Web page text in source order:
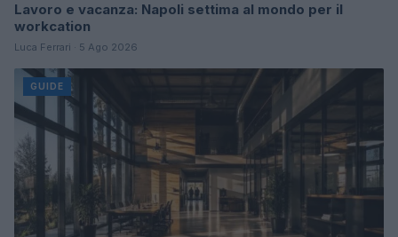
Lavoro e vacanza: Napoli settima al mondo per il
workcation
Luca Ferrari · 5 Ago 2026
GUIDE